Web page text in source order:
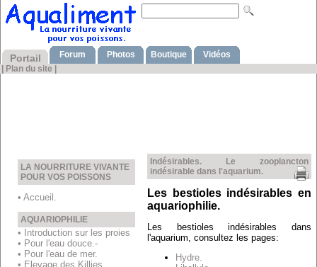
Portail Forum Photos Boutique
Vidéos
Plan du site
LA NOURRITURE VIVANTE
POUR VOS POISSONS
• Accueil.
AQUARIOPHILIE
• Introduction sur les proies
• Pour l'eau douce.-
• Pour l'eau de mer.
• Elevage des Killies.
Indésirables. Le zooplancton
indésirable dans l'aquarium.
Les bestioles indésirables en
aquariophilie.
Les bestioles indésirables dans
l'aquarium, consultez les pages:
Hydre.